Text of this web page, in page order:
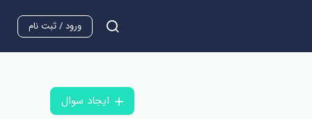
ورود / ثبت نام
ایجاد سوال